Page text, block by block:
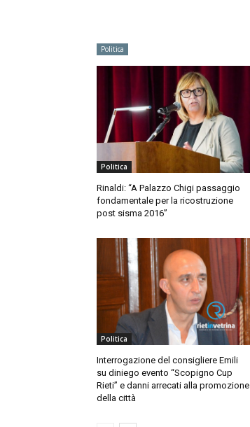
Politica
Politica
Rinaldi: “A Palazzo Chigi passaggio
fondamentale per la ricostruzione
post sisma 2016”
Politica
Interrogazione del consigliere Emili
su diniego evento “Scopigno Cup
Rieti” e danni arrecati alla promozione
della città